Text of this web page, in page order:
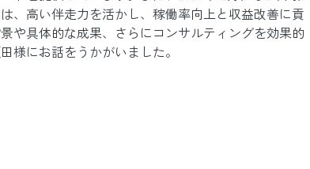
、高い伴走力を活かし、稼働率向上と収益改善に貢
や具体的な成果、さらにコンサルティングを効果的
様にお話をうかがいました。